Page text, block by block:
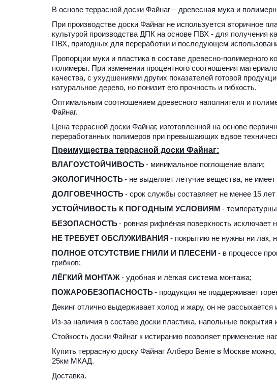
В основе террасной доски Файнаг – древесная мука и
При производстве доски Файнаг не используется вторичное
культурой производства ДПК на основе ПВХ - для получения
ПВХ, пригодных для переработки и последующем
Пропорции муки и пластика в составе древесно-полимерного
полимеры. При изменении процентного соотношения
качества, с ухудшениями других показателей готовой
натуральное дерево, но понизит его прочность и гибкость.
Оптимальным соотношением древесного наполнителя и
Файнаг.
Цена террасной доски Файнаг, изготовленной на основе
переработанных полимеров при превышающих вдвое
Преимущества террасной доски Файнаг:
ВЛАГОУСТОЙЧИВОСТЬ - минимальное поглощение влаги;
ЭКОЛОГИЧНОСТЬ - не выделяет летучие вещества, не имеет
ДОЛГОВЕЧНОСТЬ - срок службы составляет не менее 15
УСТОЙЧИВОСТЬ К ПОГОДНЫМ УСЛОВИЯМ -
БЕЗОПАСНОСТЬ - ровная рифлёная поверхность исключает
НЕ ТРЕБУЕТ ОБСЛУЖИВАНИЯ - покрытию не нужны ни лак,
ПОЛНОЕ ОТСУТСТВИЕ ГНИЛИ И ПЛЕСЕНИ - в процессе
грибков;
ЛЁГКИЙ МОНТАЖ - удобная и лёгкая система монтажа;
ПОЖАРОБЕЗОПАСНОСТЬ - продукция не поддерживает
Декинг отлично выдерживает холод и жару, он не рассыхается
Из-за наличия в составе доски пластика, напольные
Стойкость доски Файнаг к истиранию позволяет применение
Купить террасную доску Файнаг Алберо Венге в Москве можно,
25км МКАД.
Доставка.